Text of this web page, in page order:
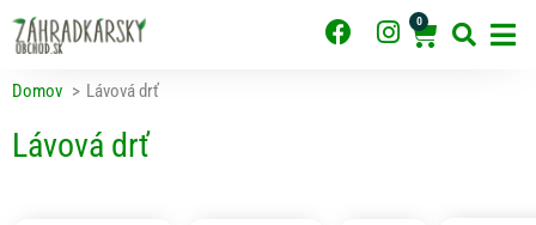
na
obsah
F
I
0
Cart
Domov Lávová drť
Lávová drť